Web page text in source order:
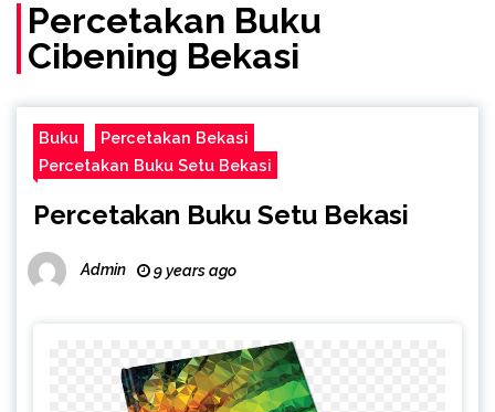
Percetakan Buku
Cibening Bekasi
Buku
Percetakan Bekasi
Percetakan Buku Setu Bekasi
Percetakan Buku Setu Bekasi
Admin 9 years ago